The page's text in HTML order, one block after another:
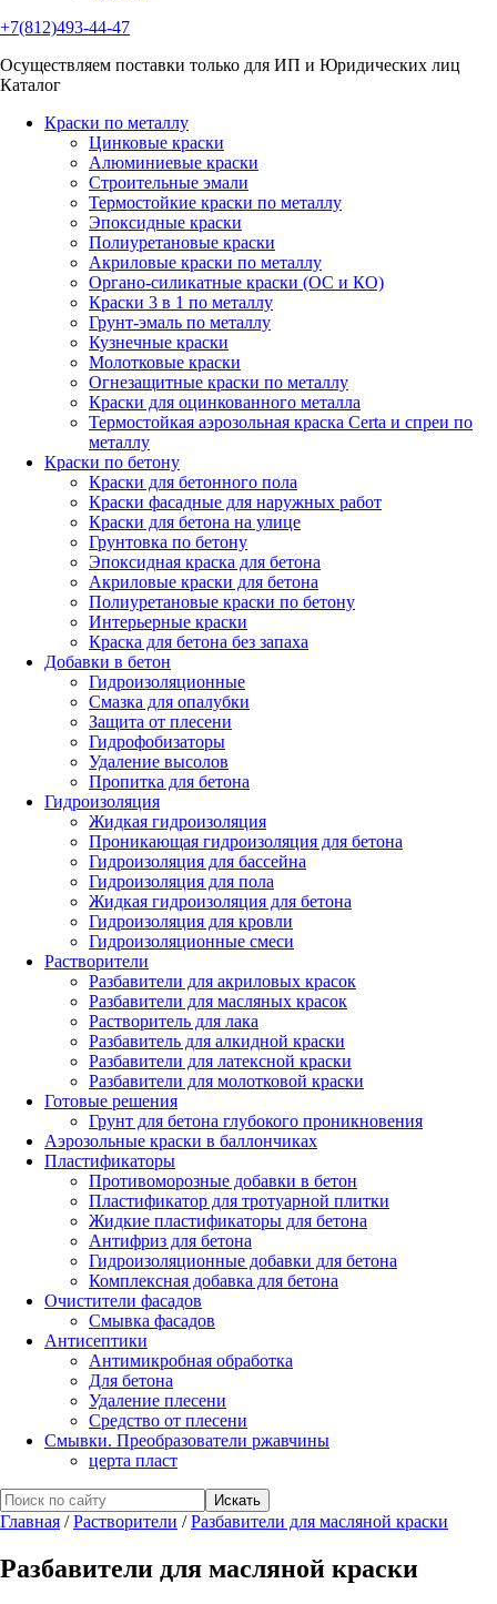
+7(812)493-44-47
Осуществляем поставки только для ИП и Юридических лиц
Каталог
Краски по металлу
Цинковые краски
Алюминиевые краски
Строительные эмали
Термостойкие краски по металлу
Эпоксидные краски
Полиуретановые краски
Акриловые краски по металлу
Органо-силикатные краски (ОС и КО)
Краски 3 в 1 по металлу
Грунт-эмаль по металлу
Кузнечные краски
Молотковые краски
Огнезащитные краски по металлу
Краски для оцинкованного металла
Термостойкая аэрозольная краска Certa и спреи по
металлу
Краски по бетону
Краски для бетонного пола
Краски фасадные для наружных работ
Краски для бетона на улице
Грунтовка по бетону
Эпоксидная краска для бетона
Акриловые краски для бетона
Полиуретановые краски по бетону
Интерьерные краски
Краска для бетона без запаха
Добавки в бетон
Гидроизоляционные
Смазка для опалубки
Защита от плесени
Гидрофобизаторы
Удаление высолов
Пропитка для бетона
Гидроизоляция
Жидкая гидроизоляция
Проникающая гидроизоляция для бетона
Гидроизоляция для бассейна
Гидроизоляция для пола
Жидкая гидроизоляция для бетона
Гидроизоляция для кровли
Гидроизоляционные смеси
Растворители
Разбавители для акриловых красок
Разбавители для масляных красок
Растворитель для лака
Разбавитель для алкидной краски
Разбавители для латексной краски
Разбавители для молотковой краски
Готовые решения
Грунт для бетона глубокого проникновения
Аэрозольные краски в баллончиках
Пластификаторы
Противоморозные добавки в бетон
Пластификатор для тротуарной плитки
Жидкие пластификаторы для бетона
Антифриз для бетона
Гидроизоляционные добавки для бетона
Комплексная добавка для бетона
Очистители фасадов
Смывка фасадов
Антисептики
Антимикробная обработка
Для бетона
Удаление плесени
Средство от плесени
Смывки. Преобразователи ржавчины
церта пласт
Главная /Растворители /Разбавители для масляной краски
Разбавители для масляной краски